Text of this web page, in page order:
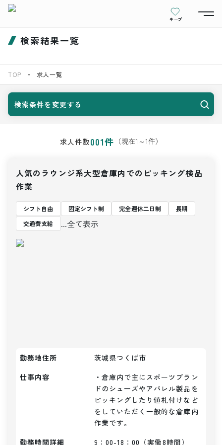
キープ
検索結果一覧
TOP 求人一覧
検索条件を変更する
求人件数001件 （現在1 ～1件）
人気のラウンジ系大型倉庫内でのピッキング検品
作業
シフト自由 固定シフト制 完全週休二日制
長期
交通費支給
...全て表示
勤務地住所
茨城県つくば市
仕事内容
・倉庫内で主にスポーツブラン
ドのシューズやアパレル製品を
ピッキングしたり値札付けなど
をしていただく一般的な倉庫内
作業です。
勤務時間詳細
9：00-18：00（実働8時間）